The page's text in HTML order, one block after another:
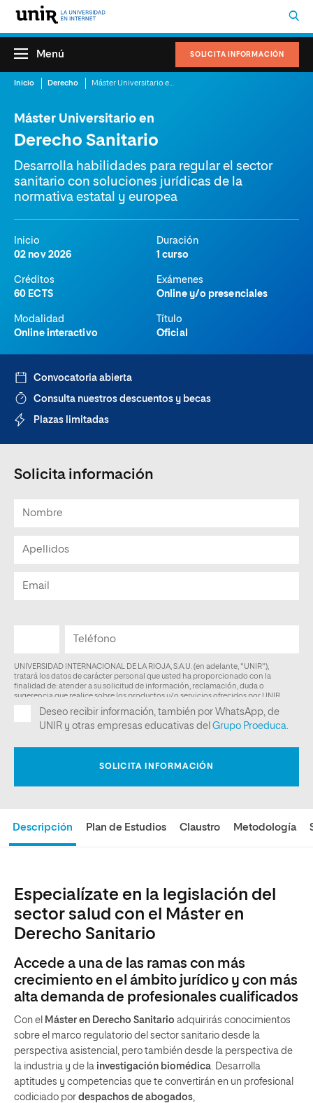
SOLICITA INFORMACIÓN
Menú
Inicio Derecho
Máster Universitario en
Derecho Sanitario
Desarrolla habilidades para regular el sector
sanitario con soluciones jurídicas de la
normativa estatal y europea
Inicio
02 nov 2026
Duración
1 curso
Créditos
60 ECTS
Exámenes
Online y/o presenciales
Modalidad
Online interactivo
Título
Oficial
Descripción Plan de Estudios Claustro Metodología
Especialízate en la legislación del
sector salud con el Máster en
Derecho Sanitario
Accede a una de las ramas con más
crecimiento en el ámbito jurídico y con más
alta demanda de profesionales cualificados
Con el Máster en Derecho Sanitario adquirirás conocimientos
sobre el marco regulatorio del sector sanitario desde la
perspectiva asistencial, pero también desde la perspectiva de
la industria y de la investigación biomédica. Desarrolla
aptitudes y competencias que te convertirán en un profesional
codiciado por despachos de abogados,
Convocatoria abierta
Consulta nuestros descuentos y becas
Plazas limitadas
Solicita información